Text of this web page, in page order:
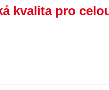
kvalita pro